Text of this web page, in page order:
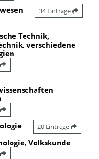
34 Einträge
Technik,
verschiedene
20 Einträge
Volkskunde